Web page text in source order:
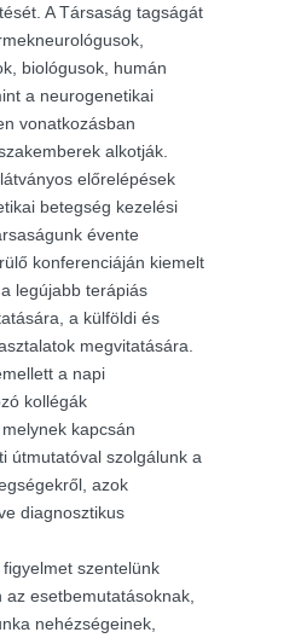
A Társaság tagságát
biológusok, humán
a neurogenetikai
vonatkozásban
alkotják.
előrelépések
betegség kezelési
évente
konferenciáján kiemelt
legújabb terápiás
a külföldi és
megvitatására.
a napi
kollégák
kapcsán
útmutatóval szolgálunk a
azok
diagnosztikus
szentelünk
esetbemutatásoknak,
nehézségeinek,